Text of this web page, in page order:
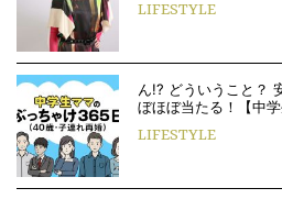
LIFESTYLE
ん!? どういうこと？
ぼほぼ当たる！【中
LIFESTYLE